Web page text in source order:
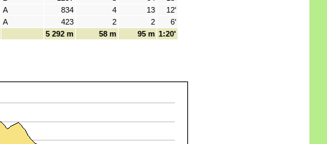
A 834 4 13
12'
A 423 2 2
6'
5 292 m 58 m 95 m 1:20'